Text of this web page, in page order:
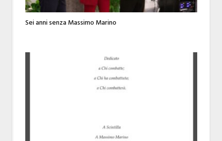
Sei anni senza Massimo Marino